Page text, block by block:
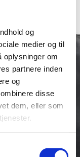
og
medier og til
oplysninger om
partnere inden
og
disse
dem, eller som